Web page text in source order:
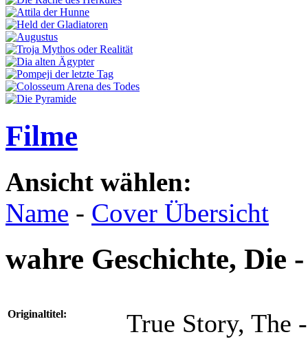
Filme
Ansicht wählen:
Name - Cover Übersicht
wahre Geschichte, Die
Originaltitel: True Story, The